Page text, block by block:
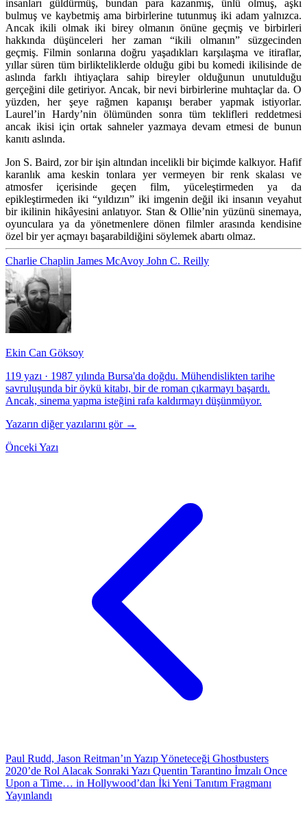
insanları güldürmüş, bundan para kazanmış, ünlü olmuş, aşkı
bulmuş ve kaybetmiş ama birbirlerine tutunmuş iki adam yalnızca.
Ancak ikili olmak iki birey olmanın önüne geçmiş ve birbirleri
hakkında düşünceleri her zaman “ikili olmanın” süzgecinden
geçmiş. Filmin sonlarına doğru yaşadıkları karşılaşma ve itiraflar,
yıllar süren tüm birlikteliklerde olduğu gibi bu komedi ikilisinde de
aslında farklı ihtiyaçlara sahip bireyler olduğunun unutulduğu
gerçeğini dile getiriyor. Ancak, bir nevi birbirlerine muhtaçlar da. O
yüzden, her şeye rağmen kapanışı beraber yapmak istiyorlar.
Laurel’in Hardy’nin ölümünden sonra tüm teklifleri reddetmesi
ancak ikisi için ortak sahneler yazmaya devam etmesi de bunun
kanıtı aslında.
Jon S. Baird, zor bir işin altından incelikli bir biçimde kalkıyor. Hafif
karanlık ama keskin tonlara yer vermeyen bir renk skalası ve
atmosfer içerisinde geçen film, yüceleştirmeden ya da
epikleştirmeden iki “yıldızın” iki imgenin değil iki insanın veyahut
bir ikilinin hikâyesini anlatıyor. Stan & Ollie’nin yüzünü sinemaya,
oyunculara ya da yönetmenlere dönen filmler arasında kendisine
özel bir yer açmayı başarabildiğini söylemek abartı olmaz.
Charlie Chaplin James McAvoy John C. Reilly
Ekin Can Göksoy
119 yazı · 1987 yılında Bursa'da doğdu. Mühendislikten tarihe
savruluşunda bir öykü kitabı, bir de roman çıkarmayı başardı.
Ancak, sinema yapma isteğini rafa kaldırmayı düşünmüyor.
Yazarın diğer yazılarını gör →
Önceki Yazı
Paul Rudd, Jason Reitman’ın Yazıp Yöneteceği Ghostbusters
2020’de Rol Alacak Sonraki Yazı Quentin Tarantino İmzalı Once
Upon a Time… in Hollywood’dan İki Yeni Tanıtım Fragmanı
Yayınlandı